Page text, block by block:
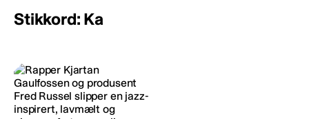
Stikkord: Ka